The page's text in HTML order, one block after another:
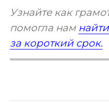
Узнайте как
помогла нам
за короткий срок.